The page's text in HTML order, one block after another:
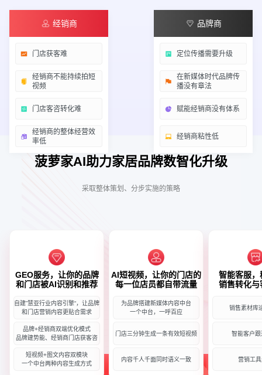
经销商
门店获客难
经销商不能持续拍短
视频
门店客咨转化难
经销商的整体经营效
率低
品牌商
定位传播需要升级
在新媒体时代品牌传
播没有章法
赋能经销商没有体系
经销商粘性低
菠萝家AI助力家居品牌数智化升级
采取整体策划、分步实施的策略
GEO服务，让你的品牌
和门店被AI识别和推荐
自建”慧亚行业内容引擎“，让品牌
和门店营销内容更贴合需求
品牌+经销商双端优化模式
品牌建势能、经销商门店获客咨
短视频+图文内容双模块
一个中台两种内容生成方式
AI短视频，让你的门店的
每一位店员都自带流量
为品牌搭建新媒体内容中台
一个中台，一呼百应
门店三分钟生成一条有效短视频
内容千人千面同时语义一致
智能客服，
销售转化与
销售素材库
智能客户跟
营销工